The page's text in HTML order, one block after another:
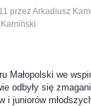
przez Arkadiusz
Małopolski we
odbyły się
i juniorów